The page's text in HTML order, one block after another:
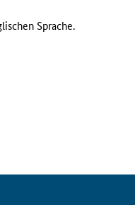
Sprache.